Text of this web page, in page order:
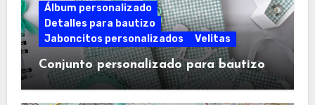
Álbum personalizado
Detalles para bautizo
Jaboncitos personalizados
Velitas
Conjunto personalizado para bautizo